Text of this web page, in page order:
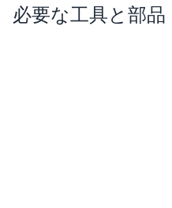
必要な工具と部品